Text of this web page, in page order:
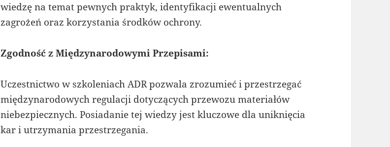
wiedzę na temat pewnych praktyk, identyfikacji ewentualnych
zagrożeń oraz korzystania środków ochrony.
Zgodność z Międzynarodowymi Przepisami:
Uczestnictwo w szkoleniach ADR pozwala zrozumieć i przestrzegać
międzynarodowych regulacji dotyczących przewozu materiałów
niebezpiecznych. Posiadanie tej wiedzy jest kluczowe dla uniknięcia
kar i utrzymania przestrzegania.